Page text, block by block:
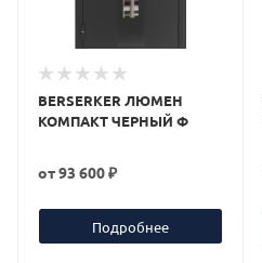
BERSERKER ЛЮМЕН
КОМПАКТ ЧЕРНЫЙ Ф
от93 600 ₽
Подробнее